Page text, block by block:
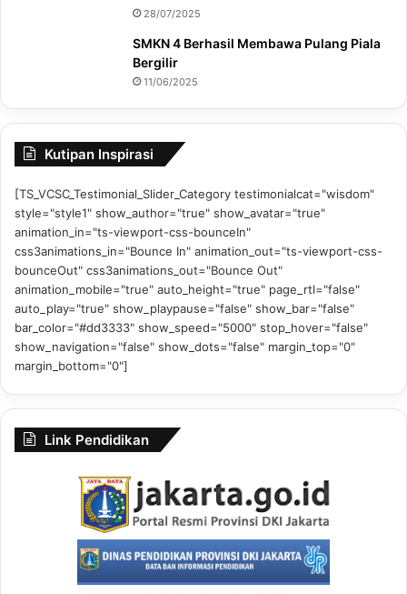
28/07/2025
SMKN 4 Berhasil Membawa Pulang Piala
Bergilir
11/06/2025
Kutipan Inspirasi
[TS_VCSC_Testimonial_Slider_Category testimonialcat="wisdom"
style="style1" show_author="true" show_avatar="true"
animation_in="ts-viewport-css-bounceIn"
css3animations_in="Bounce In" animation_out="ts-viewport-css-
bounceOut" css3animations_out="Bounce Out"
animation_mobile="true" auto_height="true" page_rtl="false"
auto_play="true" show_playpause="false" show_bar="false"
bar_color="#dd3333" show_speed="5000" stop_hover="false"
show_navigation="false" show_dots="false" margin_top="0"
margin_bottom="0"]
Link Pendidikan